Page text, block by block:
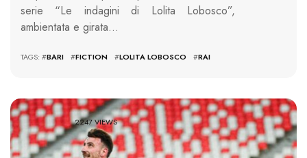
serie “Le indagini di Lolita Lobosco”,
ambientata e girata…
TAGS: #BARI #FICTION #LOLITA LOBOSCO #RAI
2247 VIEWS